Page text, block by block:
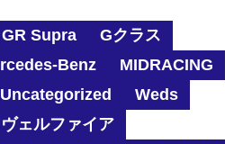
GR Supra
Gクラス
Benz
MIDRACING
Uncategorized
Weds
ヴェルファイア